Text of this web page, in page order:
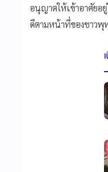
อนุญาตให้เข้าอาศัยอ
ดีตามหน้าที่ของชาวพุ